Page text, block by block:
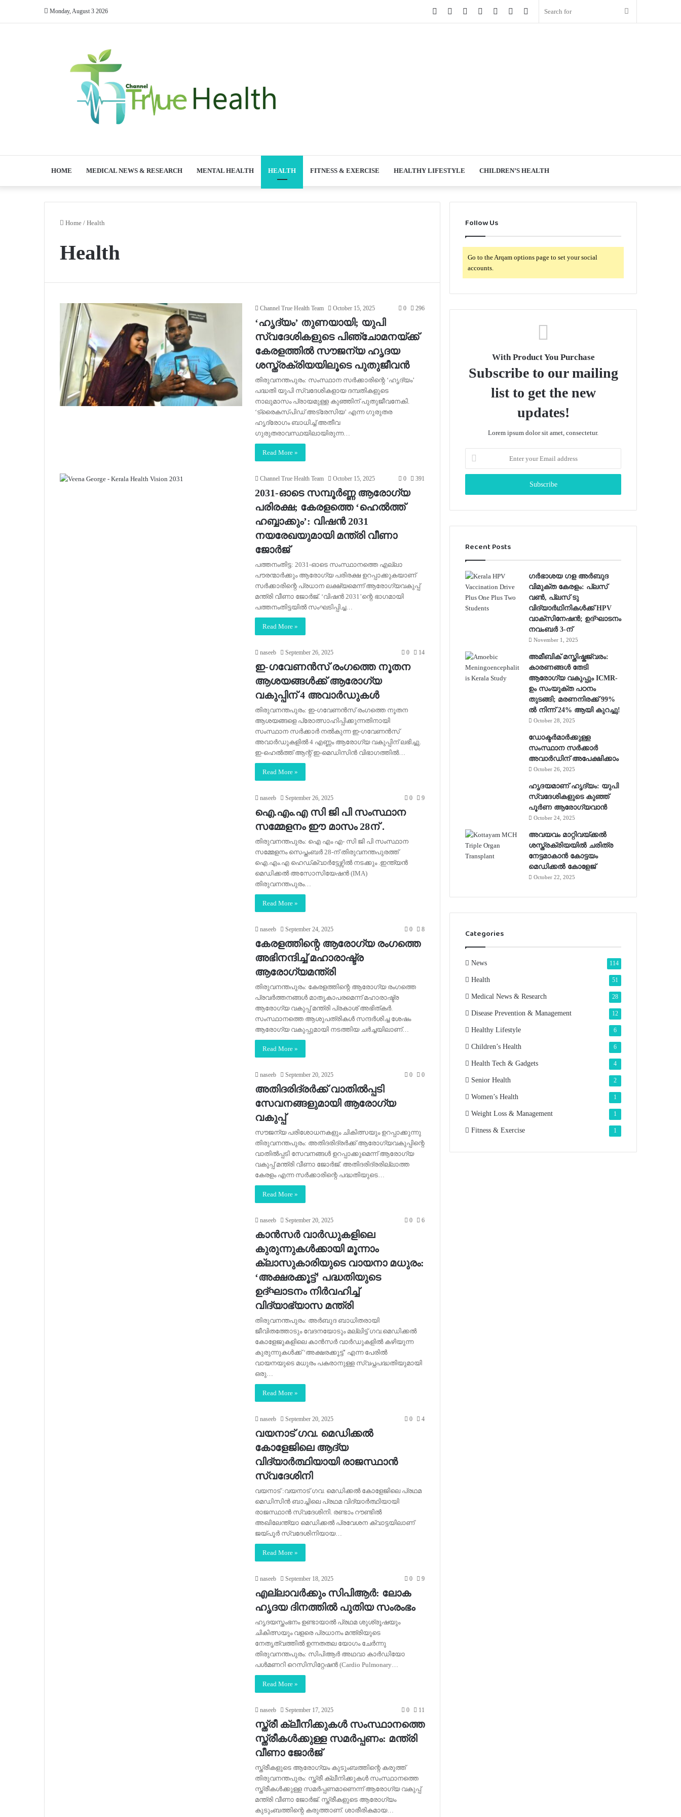
Monday, August 3 2026 Sidebar
Random
Log
Instagram
YouTube
Twitter
Facebook
HOME MEDICAL NEWS & RESEARCH MENTAL HEALTH HEALTH FITNESS & EXERCISE HEALTHY LIFESTYLE CHILDREN’S HEALTH
Home / Health
Health
Channel True Health Team October 15, 2025 0 296
‘ഹൃദ്യം’ തുണയായി; യുപി
സ്വദേശികളുടെ പിഞ്ചോമനയ്ക്ക്
കേരളത്തിൽ സൗജന്യ ഹൃദയ
ശസ്ത്രക്രിയയിലൂടെ പുതുജീവൻ
തിരുവനന്തപുരം: സംസ്ഥാന സർക്കാരിന്റെ ‘ഹൃദ്യം’
പദ്ധതി യുപി സ്വദേശികളായ ദമ്പതികളുടെ
നാലുമാസം പ്രായമുള്ള കുഞ്ഞിന് പുതുജീവനേകി.
‘ട്രൈകസ്പിഡ് അട്രേസിയ’ എന്ന ഗുരുതര
ഹൃദ്രോഗം ബാധിച്ച് അതീവ
ഗുരുതരാവസ്ഥയിലായിരുന്ന…
Read More »
Channel True Health Team October 15, 2025 0 391
2031-ഓടെ സമ്പൂർണ്ണ ആരോഗ്യ
പരിരക്ഷ; കേരളത്തെ ‘ഹെൽത്ത്
ഹബ്ബാക്കും’: വിഷൻ 2031
നയരേഖയുമായി മന്ത്രി വീണാ
ജോർജ്
പത്തനംതിട്ട: 2031-ഓടെ സംസ്ഥാനത്തെ എല്ലാ
പൗരന്മാർക്കും ആരോഗ്യ പരിരക്ഷ ഉറപ്പാക്കുകയാണ്
സർക്കാരിന്റെ പ്രധാന ലക്ഷ്യമെന്ന് ആരോഗ്യവകുപ്പ്
മന്ത്രി വീണാ ജോർജ്. ‘വിഷൻ 2031’ന്റെ ഭാഗമായി
പത്തനംതിട്ടയിൽ സംഘടിപ്പിച്ച…
Read More »
naseeb September 26, 2025 0 14
ഇ-ഗവേണന്‍സ് രംഗത്തെ നൂതന
ആശയങ്ങള്‍ക്ക് ആരോഗ്യ
വകുപ്പിന് 4 അവാര്‍ഡുകള്‍
തിരുവനന്തപുരം: ഇ-ഗവേണന്‍സ് രംഗത്തെ നൂതന
ആശയങ്ങളെ പ്രോത്സാഹിപ്പിക്കുന്നതിനായി
സംസ്ഥാന സര്‍ക്കാര്‍ നല്‍കുന്ന ഇ-ഗവേണന്‍സ്
അവാര്‍ഡുകളില്‍ 4 എണ്ണം ആരോഗ്യ വകുപ്പിന് ലഭിച്ചു.
ഇ-ഹെല്‍ത്ത് ആന്റ് ഇ-മെഡിസിന്‍ വിഭാഗത്തില്‍…
Read More »
naseeb September 26, 2025 0 9
ഐ.എം.എ സി ജി പി സംസ്ഥാന
സമ്മേളനം ഈ മാസം 28ന് .
തിരുവനന്തപുരം: ഐ എം എ- സി ജി പി സംസ്ഥാന
സമ്മേളനം സെപ്തംബർ 28-ന് തിരുവനന്തപുരത്ത്
ഐ.എം.എ ഹെഡ്ക്വാർട്ടേഴ്സിൽ നടക്കും .ഇന്ത്യൻ
മെഡിക്കൽ അസോസിയേഷൻ (IMA)
തിരുവനന്തപുരം…
Read More »
naseeb September 24, 2025 0 8
കേരളത്തിന്റെ ആരോഗ്യ രംഗത്തെ
അഭിനന്ദിച്ച് മഹാരാഷ്ട്ര
ആരോഗ്യമന്ത്രി
തിരുവനന്തപുരം: കേരളത്തിന്റെ ആരോഗ്യ രംഗത്തെ
പ്രവര്‍ത്തനങ്ങള്‍ മാതൃകാപരമെന്ന് മഹാരാഷ്ട്ര
ആരോഗ്യ വകുപ്പ് മന്ത്രി പ്രകാശ് അഭിത്കര്‍.
സംസ്ഥാനത്തെ ആശുപത്രികള്‍ സന്ദര്‍ശിച്ച ശേഷം
ആരോഗ്യ വകുപ്പുമായി നടത്തിയ ചര്‍ച്ചയിലാണ്…
Read More »
naseeb September 20, 2025 0 0
അതിദരിദ്രര്‍ക്ക് വാതില്‍പ്പടി
സേവനങ്ങളുമായി ആരോഗ്യ
വകുപ്പ്
സൗജന്യ പരിശോധനകളും ചികിത്സയും ഉറപ്പാക്കുന്നു
തിരുവനന്തപുരം: അതിദരിദ്രര്‍ക്ക് ആരോഗ്യവകുപ്പിന്റെ
വാതില്‍പ്പടി സേവനങ്ങള്‍ ഉറപ്പാക്കുമെന്ന് ആരോഗ്യ
വകുപ്പ് മന്ത്രി വീണാ ജോര്‍ജ്. അതിദരിദ്രരില്ലാത്ത
കേരളം എന്ന സര്‍ക്കാരിന്റെ പദ്ധതിയുടെ…
Read More »
naseeb September 20, 2025 0 6
കാൻസർ വാർഡുകളിലെ
കുരുന്നുകൾക്കായി മൂന്നാം
ക്ലാസുകാരിയുടെ വായനാ മധുരം:
‘അക്ഷരക്കൂട്ട്’ പദ്ധതിയുടെ
ഉദ്ഘാടനം നിർവഹിച്ച്
വിദ്യാഭ്യാസ മന്ത്രി
തിരുവനന്തപുരം: അർബുദ ബാധിതരായി
ജീവിതത്തോടും വേദനയോടും മല്ലിട്ട് ഗവ.മെഡിക്കൽ
കോളേജുകളിലെ കാൻസർ വാർഡുകളിൽ കഴിയുന്ന
കുരുന്നുകൾക്ക് ‘അക്ഷരക്കൂട്ട്’ എന്ന പേരിൽ
വായനയുടെ മധുരം പകരാനുള്ള സ്വപ്നപദ്ധതിയുമായി
ഒരു…
Read More »
naseeb September 20, 2025 0 4
വയനാട് ഗവ. മെഡിക്കൽ
കോളേജിലെ ആദ്യ
വിദ്യാർത്ഥിയായി രാജസ്ഥാൻ
സ്വദേശിനി
വയനാട് :വയനാട് ഗവ. മെഡിക്കൽ കോളേജിലെ പ്രഥമ
മെഡിസിൻ ബാച്ചിലെ പ്രഥമ വിദ്യാർത്ഥിയായി
രാജസ്ഥാൻ സ്വദേശിനി. രണ്ടാം റൗണ്ടിൽ
അഖിലേന്ത്യാ മെഡിക്കൽ പ്രവേശന ക്വാട്ടയിലാണ്
ജയ്പൂർ സ്വദേശിനിയായ…
Read More »
naseeb September 18, 2025 0 9
എല്ലാവര്‍ക്കും സിപിആര്‍: ലോക
ഹൃദയ ദിനത്തില്‍ പുതിയ സംരംഭം
ഹൃദയസ്തംഭനം ഉണ്ടായാല്‍ പ്രഥമ ശുശ്രൂഷയും
ചികിത്സയും വളരെ പ്രധാനം മന്ത്രിയുടെ
നേതൃത്വത്തില്‍ ഉന്നതതല യോഗം ചേര്‍ന്നു
തിരുവനന്തപുരം: സിപിആര്‍ അഥവാ കാര്‍ഡിയോ
പള്‍മണറി റെസിസിറ്റേഷന്‍ (Cardio Pulmonary…
Read More »
naseeb September 17, 2025 0 11
സ്ത്രീ ക്ലീനിക്കുകള്‍ സംസ്ഥാനത്തെ
സ്ത്രീകള്‍ക്കുള്ള സമര്‍പ്പണം: മന്ത്രി
വീണാ ജോര്‍ജ്
സ്ത്രീകളുടെ ആരോഗ്യം കുടുംബത്തിന്റെ കരുത്ത്
തിരുവനന്തപുരം: സ്ത്രീ ക്ലീനിക്കുകള്‍ സംസ്ഥാനത്തെ
സ്ത്രീകള്‍ക്കുള്ള സമര്‍പ്പണമാണെന്ന് ആരോഗ്യ വകുപ്പ്
മന്ത്രി വീണാ ജോര്‍ജ്. സ്ത്രീകളുടെ ആരോഗ്യം
കുടുംബത്തിന്റെ കരുത്താണ്. ശാരീരികമായ…
Follow Us
Go to the Arqam options page to set your social
accounts.
With Product You Purchase
Subscribe to our mailing
list to get the new
updates!
Lorem ipsum dolor sit amet, consectetur.
t
r
u
E
m
a
i
s
s
Recent Posts
ഗർഭാശയ ഗള അർബുദ
വിമുക്ത കേരളം: പ്ലസ്
വൺ, പ്ലസ് ടു
വിദ്യാർഥിനികൾക്ക് HPV
വാക്‌സിനേഷൻ; ഉദ്ഘാടനം
നവംബർ 3-ന്
November 1, 2025
അമീബിക് മസ്തിഷ്കജ്വരം:
കാരണങ്ങൾ തേടി
ആരോഗ്യ വകുപ്പും ICMR-
ഉം സംയുക്ത പഠനം
തുടങ്ങി; മരണനിരക്ക് 99%
ൽ നിന്ന് 24% ആയി കുറച്ചു!
October 28, 2025
ഡോക്ടർമാർക്കുള്ള
സംസ്ഥാന സർക്കാർ
അവാർഡിന് അപേക്ഷിക്കാം
October 26, 2025
ഹൃദയമാണ് ഹൃദ്യം: യുപി
സ്വദേശികളുടെ കുഞ്ഞ്
പൂര്‍ണ ആരോഗ്യവാന്‍
October 24, 2025
അവയവം മാറ്റിവയ്ക്കല്‍
ശസ്ത്രക്രിയയില്‍ ചരിത്ര
നേട്ടമാകാന്‍ കോട്ടയം
മെഡിക്കല്‍ കോളേജ്
October 22, 2025
Categories
News 114
Health 51
Medical News & Research 28
Disease Prevention & Management 12
Healthy Lifestyle 6
Children’s Health 6
Health Tech & Gadgets 4
Senior Health 2
Women’s Health 1
Weight Loss & Management 1
Fitness & Exercise 1